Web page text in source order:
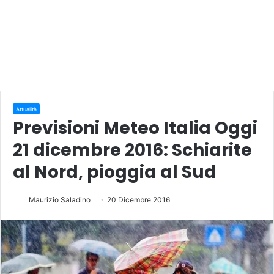
Attualità
Previsioni Meteo Italia Oggi
21 dicembre 2016: Schiarite
al Nord, pioggia al Sud
Maurizio Saladino 20 Dicembre 2016